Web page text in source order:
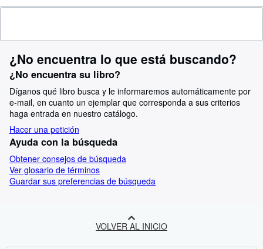
¿No encuentra lo que está buscando?
¿No encuentra su libro?
Díganos qué libro busca y le informaremos automáticamente por
e-mail, en cuanto un ejemplar que corresponda a sus criterios
haga entrada en nuestro catálogo.
Hacer una petición
Ayuda con la búsqueda
Obtener consejos de búsqueda
Ver glosario de términos
Guardar sus preferencias de búsqueda
VOLVER AL INICIO